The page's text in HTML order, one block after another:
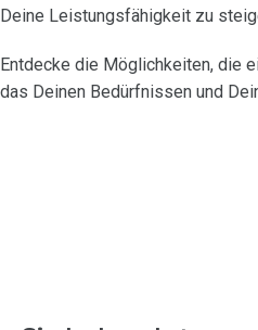
Deine Leistungsfähigkeit zu
Entdecke die Möglichkeiten, die
das Deinen Bedürfnissen und